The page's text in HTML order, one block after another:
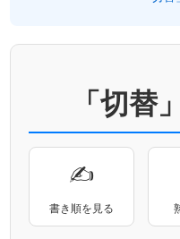
「切替
✍
書き順を見る